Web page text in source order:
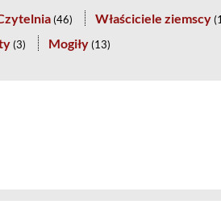
(46) Właściciele ziemscy (
(3) Mogiły (13)